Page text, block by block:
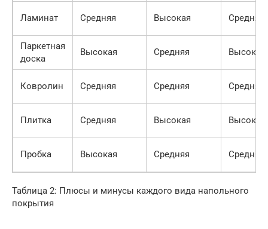
Ламинат Средняя Высокая Средняя
Паркетная
доска
Высокая Средняя Высокая
Ковролин Средняя Средняя Средняя
Плитка Средняя Высокая Высокая
Пробка Высокая Средняя Средняя
Таблица 2: Плюсы и минусы каждого вида напольного
покрытия